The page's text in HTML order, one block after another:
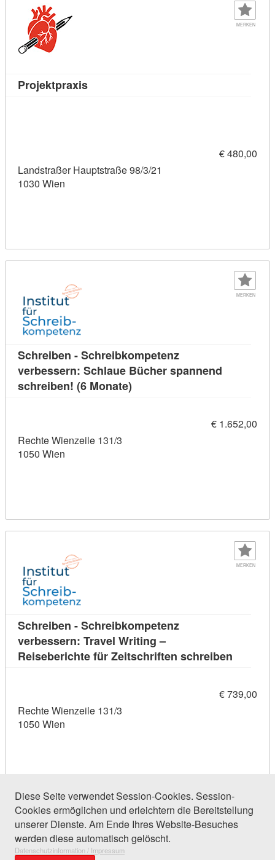
MERKEN
ProjektpraxisKursdetail: Projektpraxis (7549896)
€ 480,00
Landstraßer Hauptstraße 98/3/21
1030 Wien
MERKEN
Schreiben - Schreibkompetenz
verbessern: Schlaue Bücher spannend
schreiben! (6 Monate)
€ 1.652,00
Rechte Wienzeile 131/3
1050 Wien
MERKEN
Schreiben - Schreibkompetenz
verbessern: Travel Writing –
Reiseberichte für Zeitschriften schreiben
€ 739,00
Rechte Wienzeile 131/3
1050 Wien
37 Einträge gefunden (1 von 2)
Diese Seite verwendet Session-Cookies. Session-
Cookies ermöglichen und erleichtern die Bereitstellung
unserer Dienste. Am Ende Ihres Website-Besuches
werden diese automatisch gelöscht.
Datenschutzinformation / Impressum